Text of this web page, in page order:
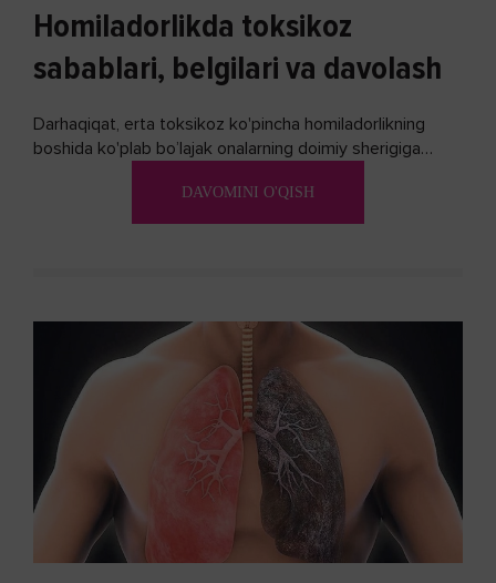
Homiladorlikda toksikoz
sabablari, belgilari va davolash
Darhaqiqat, erta toksikoz ko'pincha homiladorlikning
boshida ko'plab bo’lajak onalarning doimiy sherigiga
biron bir usuli bormi?DAVOMINI O'QISH